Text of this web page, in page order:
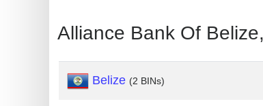
BIN
Card
Checker
Alliance Bank Of
Belize (2 BINs)